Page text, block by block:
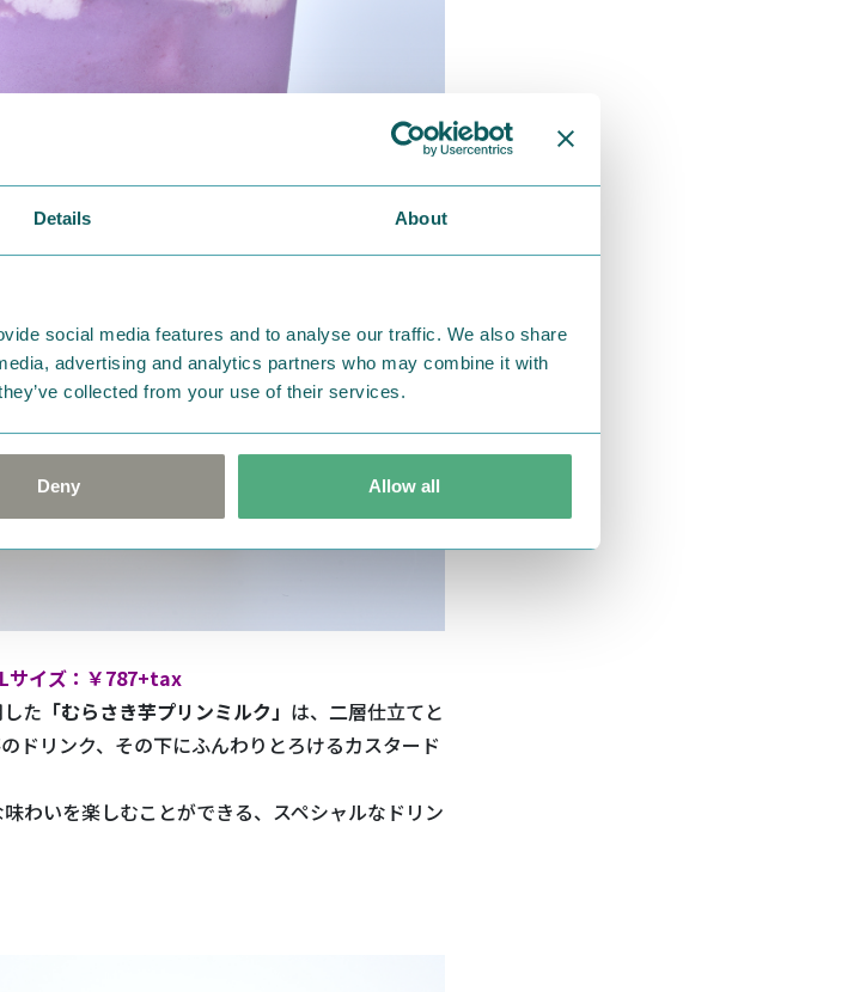
Details About
social media features and to analyse our traffic. We also share
advertising and analytics partners who may combine it with
collected from your use of their services.
Deny Allow all
イズ：￥787+tax
た 「むらさき芋プリンミルク」 は、二層仕立てと
ドリンク、その下にふんわりとろけるカスタード
わいを楽しむことができる、スペシャルなドリン